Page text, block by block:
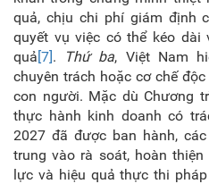
quả, chịu chi phí giám định
quyết vụ việc có thể kéo
quả[7]. Thứ ba, Việt Nam
chuyên trách hoặc cơ chế
con người. Mặc dù Chương
thực hành kinh doanh có
2027 đã được ban hành,
trung vào rà soát, hoàn
lực và hiệu quả thực thi